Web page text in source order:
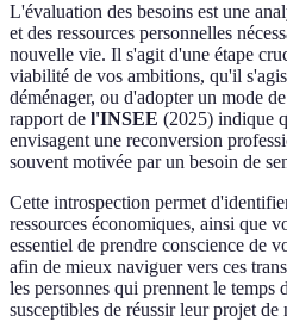
L'évaluation des besoins est une
et des ressources personnelles
nouvelle vie. Il s'agit d'une étape
viabilité de vos ambitions, qu'il
déménager, ou d'adopter un mode
rapport de l'INSEE (2025) indique
envisagent une reconversion
souvent motivée par un besoin de
Cette introspection permet
ressources économiques, ainsi que
essentiel de prendre conscience de
afin de mieux naviguer vers ces
les personnes qui prennent le temps
susceptibles de réussir leur projet de